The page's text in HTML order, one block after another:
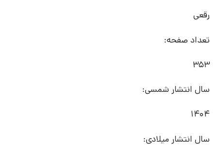
رقعی
تعداد صفحه:
353
سال انتشار شمسی:
1404
سال انتشار میلادی: